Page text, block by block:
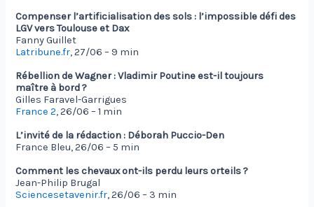
Compenser l’artificialisation des sols : l’impossible défi des
LGV vers Toulouse et Dax
Fanny Guillet
Latribune.fr, 27/06 – 9 min
Rébellion de Wagner : Vladimir Poutine est-il toujours
maître à bord ?
Gilles Faravel-Garrigues
France 2, 26/06 – 1 min
L’invité de la rédaction : Déborah Puccio-Den
France Bleu, 26/06 – 5 min
Comment les chevaux ont-ils perdu leurs orteils ?
Jean-Philip Brugal
Sciencesetavenir.fr, 26/06 – 3 min